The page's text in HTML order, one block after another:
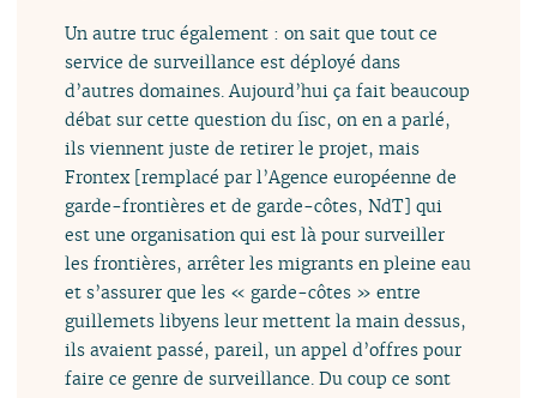
Un autre truc également : on sait que tout ce
service de surveillance est déployé dans
d’autres domaines. Aujourd’hui ça fait beaucoup
débat sur cette question du fisc, on en a parlé,
ils viennent juste de retirer le projet, mais
Frontex [remplacé par l’Agence européenne de
garde-frontières et de garde-côtes, NdT] qui
est une organisation qui est là pour surveiller
les frontières, arrêter les migrants en pleine eau
et s’assurer que les « garde-côtes » entre
guillemets libyens leur mettent la main dessus,
ils avaient passé, pareil, un appel d’offres pour
faire ce genre de surveillance. Du coup ce sont